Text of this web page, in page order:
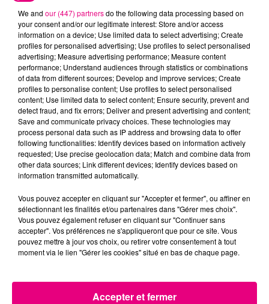
24 juillet 2026
INCENDIE À PLAISANCE-DU-TOUCH : DES
HABITATIONS ÉVACUÉES FACE À...
Alors que la Haute-Garonne est en vigilance
rouge pour risque très élevé de feux de forêt, un
nouvel incendie spectaculaire s'est déclaré ce
vendredi...
23 juillet 2026
VIOLENT INCENDIE AU NORD DE
TOULOUSE
La Haute-Garonne sera placé en alerte rouge
de forêt.
TITRES DIFFUSÉS
We and our (447) partnersdo the following data processing based on
your consent and/or our legitimate interest: Store and/or access
information on a device; Use limited data to select advertising; Create
profiles for personalised advertising; Use profiles to select personalised
advertising; Measure advertising performance; Measure content
performance; Understand audiences through statistics or combinations
of data from different sources; Develop and improve services; Create
profiles to personalise content; Use profiles to select personalised
content; Use limited data to select content; Ensure security, prevent and
detect fraud, and fix errors; Deliver and present advertising and content;
Save and communicate privacy choices. These technologies may
process personal data such as IP address and browsing data to offer
following functionalities: Identify devices based on information actively
requested; Use precise geolocation data; Match and combine data from
other data sources; Link different devices; Identify devices based on
information transmitted automatically.
Vous pouvez accepter en cliquant sur "Accepter et fermer", ou affiner en
sélectionnant les finalités et/ou partenaires dans "Gérer mes choix".
Vous pouvez également refuser en cliquant sur "Continuer sans
accepter". Vos préférences ne s'appliqueront que pour ce site. Vous
pouvez mettre à jour vos choix, ou retirer votre consentement à tout
moment via le lien "Gérer les cookies" situé en bas de chaque page.
Accepter et fermer